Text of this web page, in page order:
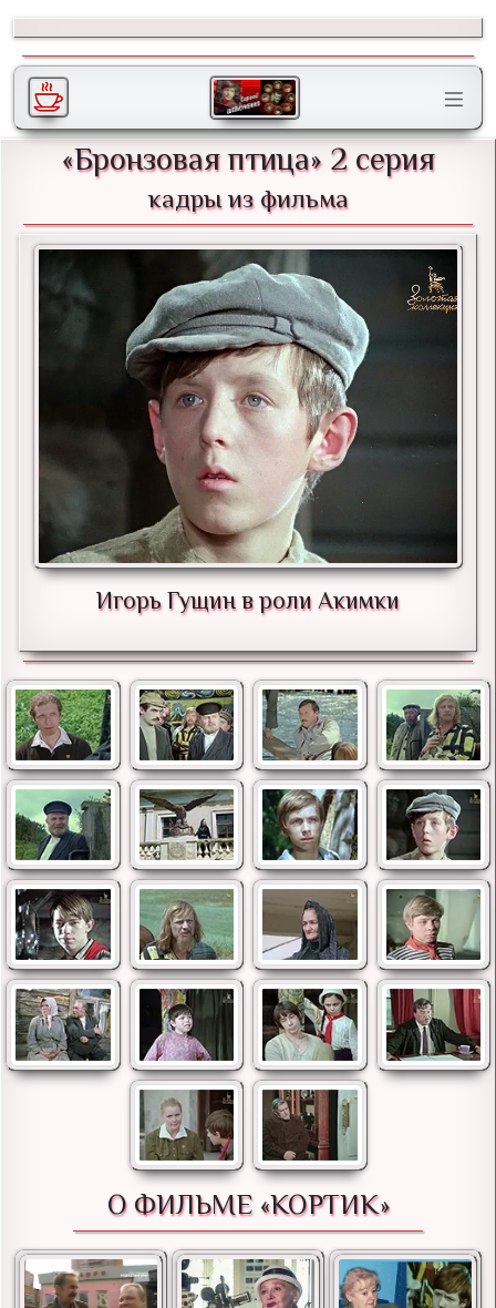
«Бронзовая птица» 2 серия
кадры из фильма
Игорь Гущин в роли Акимки
О ФИЛЬМЕ «КОРТИК»